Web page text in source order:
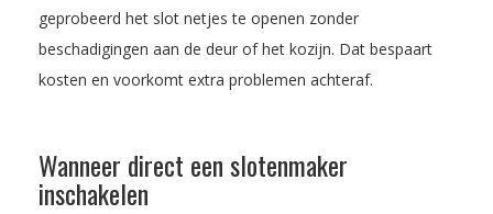
geprobeerd het slot netjes te openen zonder
beschadigingen aan de deur of het kozijn. Dat bespaart
kosten en voorkomt extra problemen achteraf.
Wanneer direct een slotenmaker
inschakelen